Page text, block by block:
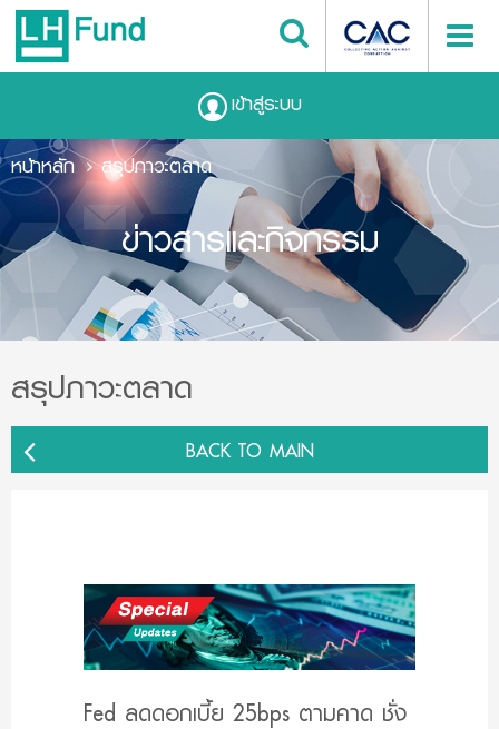
เข้าสู่ระบบ
ข่าวสารและกิจกรรม
หน้าหลัก สรุปภาวะตลาด
สรุปภาวะตลาด
BACK TO MAIN
Fed ลดดอกเบี้ย 25bps ตามคาด ชั่ง